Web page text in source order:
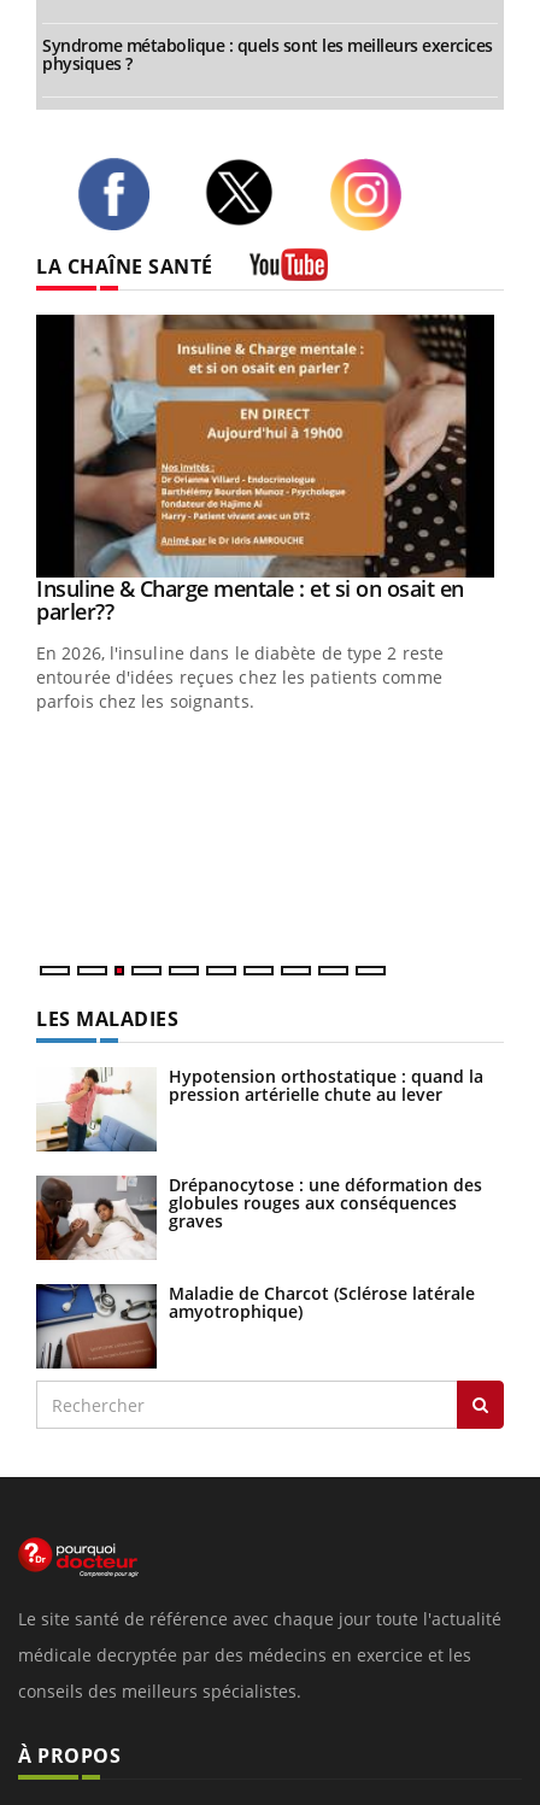
Syndrome métabolique : quels sont les meilleurs exercices
physiques ?
LA CHAÎNE SANTÉ
Youtube
Insuline & Charge mentale : et si on osait en
parler??Youtube
En 2026, l'insuline dans le diabète de type 2 reste
entourée d'idées reçues chez les patients comme
parfois chez les soignants.
LES MALADIES
Hypotension orthostatique : quand la
pression artérielle chute au lever
Drépanocytose : une déformation des
globules rouges aux conséquences
graves
Maladie de Charcot (Sclérose latérale
amyotrophique)
Le site santé de référence avec chaque jour toute l'actualité
médicale decryptée par des médecins en exercice et les
conseils des meilleurs spécialistes.
À PROPOS